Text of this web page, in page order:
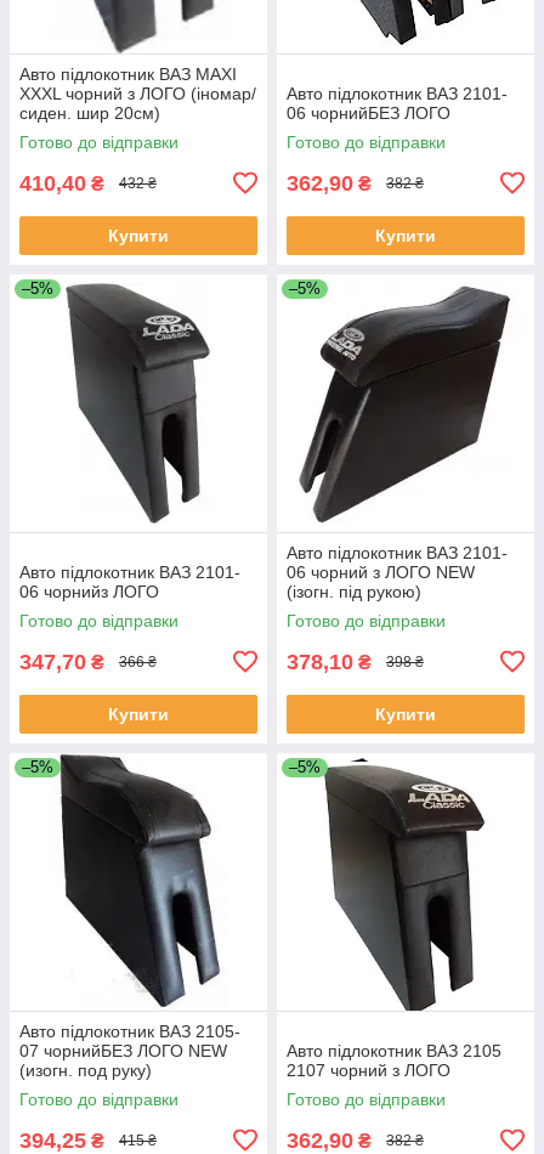
Авто підлокотник ВАЗ MAXI
XXXL чорний з ЛОГО (іномар/
сиден. шир 20см)
Готово до відправки
410,40 ₴ 432 ₴
Купити
Авто підлокотник ВАЗ 2101-
06 чорнийБЕЗ ЛОГО
Готово до відправки
362,90 ₴ 382 ₴
Купити
–5%
Авто підлокотник ВАЗ 2101-
06 чорнийз ЛОГО
Готово до відправки
347,70 ₴ 366 ₴
Купити
–5%
Авто підлокотник ВАЗ 2101-
06 чорний з ЛОГО NEW
(ізогн. під рукою)
Готово до відправки
378,10 ₴ 398 ₴
Купити
–5%
Авто підлокотник ВАЗ 2105-
07 чорнийБЕЗ ЛОГО NEW
(изогн. под руку)
Готово до відправки
394,25 ₴ 415 ₴
–5%
Авто підлокотник ВАЗ 2105
2107 чорний з ЛОГО
Готово до відправки
362,90 ₴ 382 ₴